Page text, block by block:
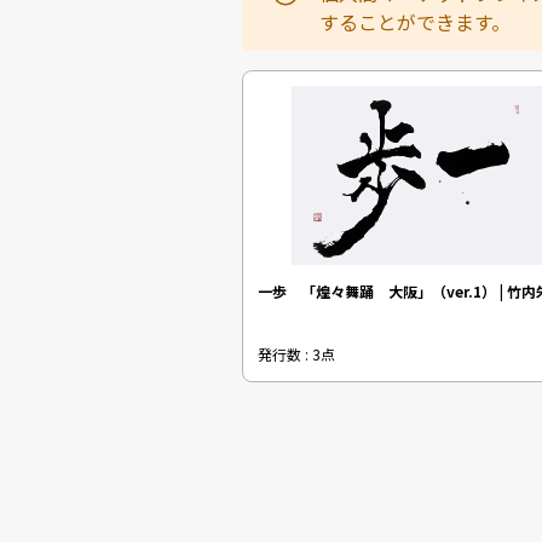
することができます。
一歩 「煌々舞踊 大阪」（ver.1） | 竹内
発行数 : 3点